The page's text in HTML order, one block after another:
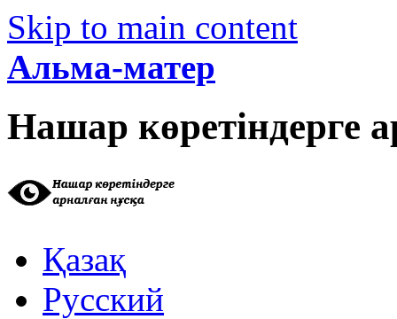
Skip to main content
Альма-матер
Нашар көретіндерге
Қазақ
Русский